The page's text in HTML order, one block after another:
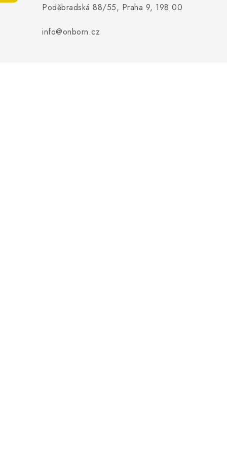
Poděbradská 88/55, Praha 9, 198 00
info@onborn.cz